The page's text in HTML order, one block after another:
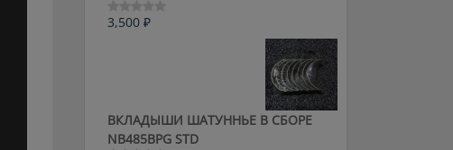
Оценка
3,500 ₽
ВКЛАДЫШИ ШАТУННЬЕ В СБОРЕ
NB485BPG STD